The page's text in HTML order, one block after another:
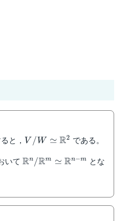
と， V/W \simeq
V /W ≃ R2 である。
いて\mathbb{R}^{n}
\mathbb{R}^{n-
Rn /Rm ≃ Rn−m
とな